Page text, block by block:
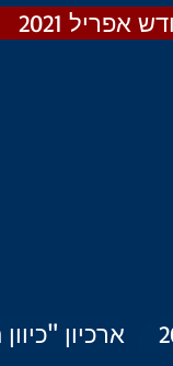
ארכיון "כיוון
אפריל 2021